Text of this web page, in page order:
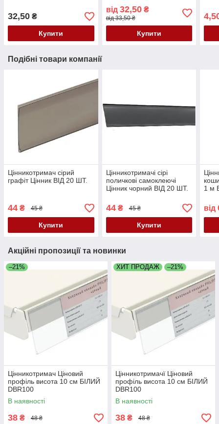
32,50 ₴
Купити
від 32,50₴
від 33,50 ₴
Купити
Подібні товари компанії
Цінникотримач сірий
графіт Цінник ВІД 20 ШТ.
44 ₴ 45 ₴
Купити
Цінникотримачі сірі
поличкові самоклеючі
Цінник чорний ВІД 20 ШТ.
44₴ 45 ₴
Купити
1 м
від
Акційні пропозиції та новинки
–21%
Цінникотримач Ціновий
профіль висота 10 см БІЛИЙ
DBR100
В наявності
38 ₴ 48 ₴
ХИТ ПРОДАЖ –21%
Цінникотримачї Ціновий
профіль висота 10 см БІЛИЙ
DBR100
В наявності
38 ₴ 48 ₴